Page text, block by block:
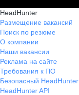
HeadHunter
Размещение вакансий
Поиск по резюме
О компании
Наши вакансии
Реклама на сайте
Требования к ПО
Безопасный HeadHunter
HeadHunter API